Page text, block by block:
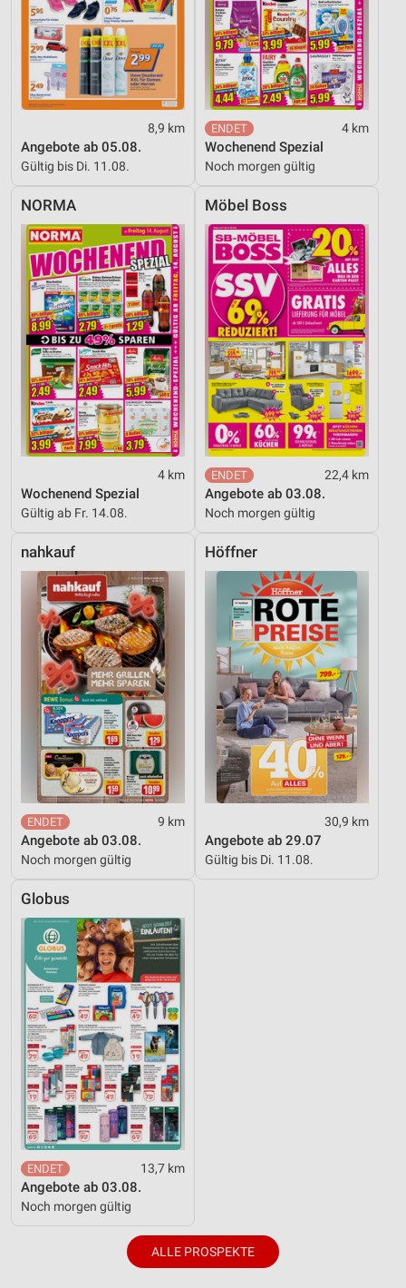
8,9 km
Angebote ab 05.08.
Gültig bis Di. 11.08.
4 km
Wochenend Spezial
Noch morgen gültig
NORMA
4 km
Wochenend Spezial
Gültig ab Fr. 14.08.
Möbel Boss
22,4 km
Angebote ab 03.08.
Noch morgen gültig
nahkauf
9 km
Angebote ab 03.08.
Noch morgen gültig
Höffner
30,9 km
Angebote ab 29.07
Gültig bis Di. 11.08.
Globus
13,7 km
Angebote ab 03.08.
Noch morgen gültig
ALLE PROSPEKTE